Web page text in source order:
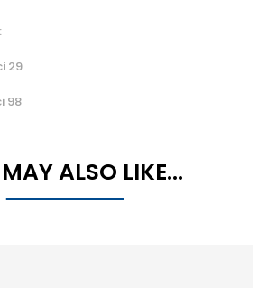
29
98
ALSO LIKE…